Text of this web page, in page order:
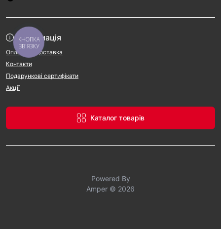
Інформація
Оплата та доставка
Контакти
Подарункові сертифікати
Акції
Каталог товарів
Powered By
Amper © 2026
КНОПКА
ЗВ'ЯЗКУ